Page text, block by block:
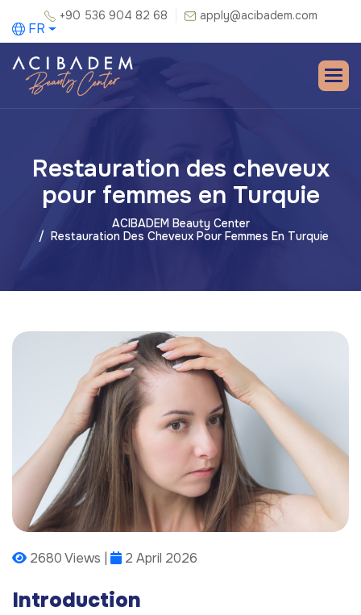
+90 536 904 82 68 apply@acibadem.com
FR
Restauration des cheveux
pour femmes en Turquie
ACIBADEM Beauty Center
Restauration Des Cheveux Pour Femmes En Turquie
2680 Views | 2 April 2026
Introduction